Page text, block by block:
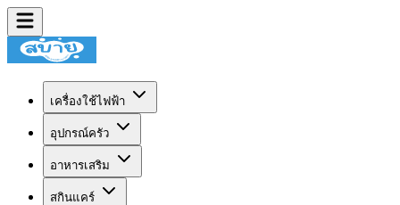
เครื่องใช้ไฟฟ้า
อุปกรณ์ครัว
อาหารเสริม
สกินแคร์